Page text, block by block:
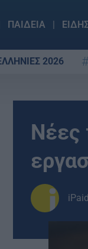
ΠΑΙΔΕΙΑ
2026
Nέες